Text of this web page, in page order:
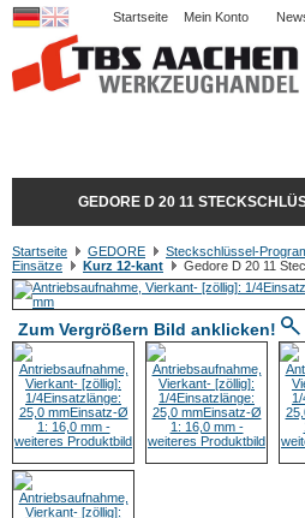
Startseite Mein Konto
GEDORE D 20 11
Startseite GEDORE Steckschlüssel-
Einsätze
Kurz 12-kant Gedore D 20 11
Zum Vergrößern Bild anklicken!